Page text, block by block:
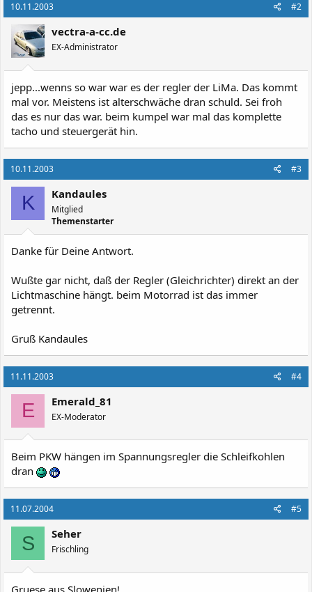
10.11.2003 #2
vectra-a-cc.de
EX-Administrator
jepp...wenns so war war es der regler der LiMa. Das kommt
mal vor. Meistens ist alterschwäche dran schuld. Sei froh
das es nur das war. beim kumpel war mal das komplette
tacho und steuergerät hin.
10.11.2003 #3
K Kandaules
Mitglied
Themenstarter
Danke für Deine Antwort.
Wußte gar nicht, daß der Regler (Gleichrichter) direkt an der
Lichtmaschine hängt. beim Motorrad ist das immer
getrennt.
Gruß Kandaules
11.11.2003 #4
E Emerald_81
EX-Moderator
Beim PKW hängen im Spannungsregler die Schleifkohlen
dran
11.07.2004 #5
S Seher
Frischling
Gruese aus Slowenien!